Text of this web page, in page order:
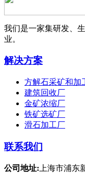
我们是一家集研发、
业。
解决方案
方解石采矿和加
建筑回收厂
金矿浓缩厂
铁矿选矿厂
滑石加工厂
联系我们
公司地址: 上海市浦东